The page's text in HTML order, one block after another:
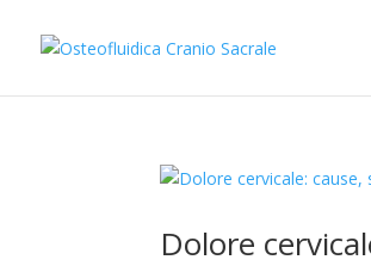
Dolore